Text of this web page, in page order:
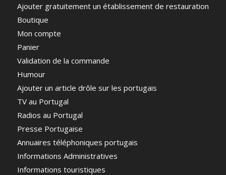
Ajouter gratuitement un établissement de restauration
Boutique
Mon compte
Panier
Validation de la commande
Humour
Ajouter un article drôle sur les portugais
TV au Portugal
Radios au Portugal
Presse Portugaise
Annuaires téléphoniques portugais
Informations Administratives
Informations touristiques